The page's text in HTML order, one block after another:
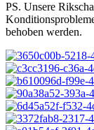
PS. Unsere
behoben werden.